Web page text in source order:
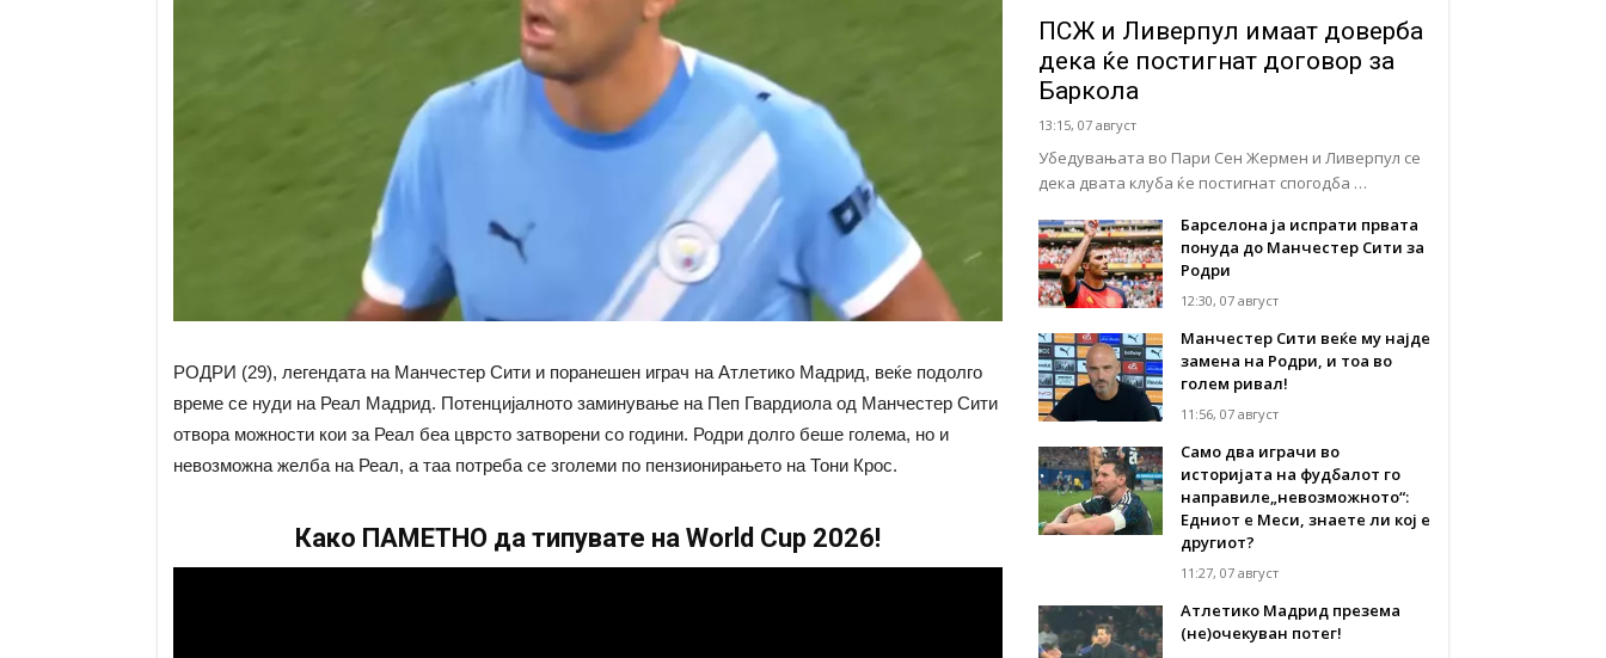
РОДРИ (29), легендата на Манчестер Сити и поранешен играч на Атлетико Мадрид, веќе подолго
време се нуди на Реал Мадрид. Потенцијалното заминување на Пеп Гвардиола од Манчестер Сити
отвора можности кои за Реал беа цврсто затворени со години. Родри долго беше голема, но и
невозможна желба на Реал, а таа потреба се зголеми по пензионирањето на Тони Крос.
Како ПАМЕТНО да типувате на World Cup 2026!
ПСЖ и Ливерпул имаат доверба
дека ќе постигнат договор за
Баркола
13:15, 07 август
Убедувањата во Пари Сен Жермен и Ливерпул се
дека двата клуба ќе постигнат спогодба …
Барселона ја испрати првата
понуда до Манчестер Сити за
Родри
12:30, 07 август
Манчестер Сити веќе му најде
замена на Родри, и тоа во
голем ривал!
11:56, 07 август
Само два играчи во
историјата на фудбалот го
направиле„невозможното“:
Едниот е Меси, знаете ли кој е
другиот?
11:27, 07 август
Атлетико Мадрид презема
(не)очекуван потег!